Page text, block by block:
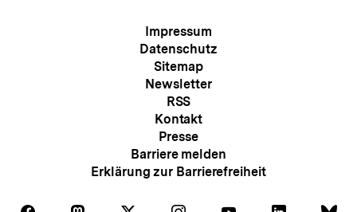
Meta-
Navigation
Impressum
Datenschutz
Sitemap
Newsletter
RSS
Kontakt
Presse
Barriere melden
Erklärung zur Barrierefreiheit